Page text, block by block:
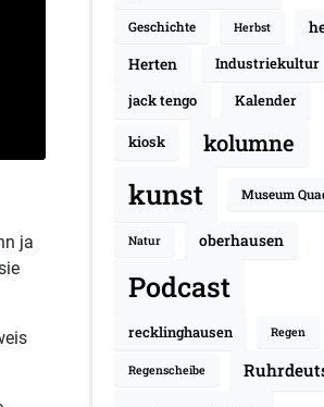
ja
Geschichte Herbst
Herten
Industriekultur
jack tengo
Kalender
kiosk kolumne
kunst Museum
Natur oberhausen
Podcast
recklinghausen Regen
Regenscheibe